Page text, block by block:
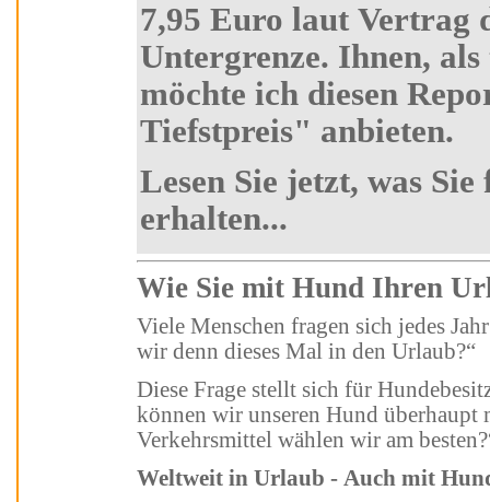
7,95 Euro laut Vertrag die absolute
Untergrenze. Ihnen, als treuen Kursteilnehmer
möchte ich diesen Report zum absoluten "Aldi-
Tiefstpreis" anbieten.
Lesen Sie jetzt, was Sie für 7,95 Euro alles
erhalten...
Wie Sie mit Hund
Viele Menschen fragen sich jedes Jahr mindestens einmal: „Wohin fahren
wir denn dieses Mal in den Urlaub?“
Diese Frage stellt sich für Hundebesitzer ganz anders, nämlich: „Wohin
können wir unseren Hund überhaupt
Verkehrsmittel wählen wir am
Weltweit in Urlaub - Auch mit